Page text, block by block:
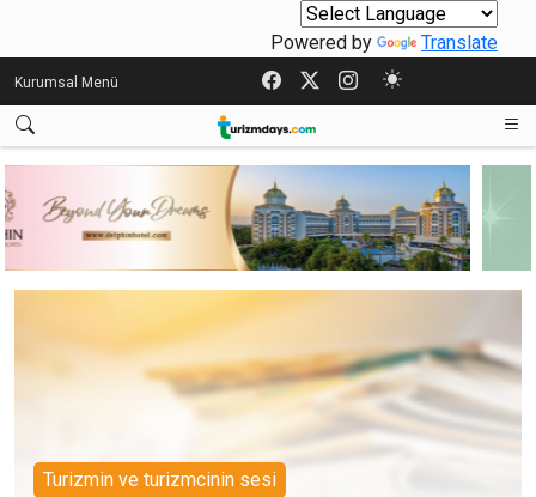
Powered by Translate
Kurumsal Menü
Turizmin ve turizmcinin sesi